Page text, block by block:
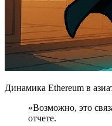
Динамика Ethereum в
«Возможно, это
отчете.